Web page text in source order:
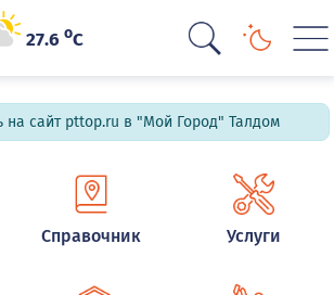
27.6oC
на сайт pttop.ru в "Мой Город" Талдом
Справочник Услуги